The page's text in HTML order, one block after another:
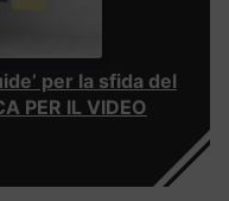
per la sfida del
PER IL VIDEO